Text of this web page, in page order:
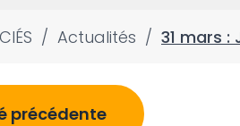
/ Actualités / 31 mars
précédente